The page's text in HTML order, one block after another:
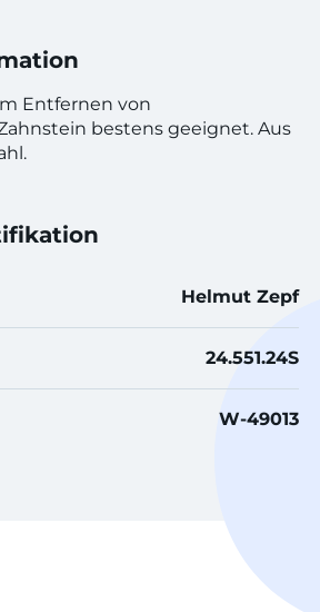
Entfernen von
bestens geeignet. Aus
Helmut Zepf
24.551.24S
W-49013